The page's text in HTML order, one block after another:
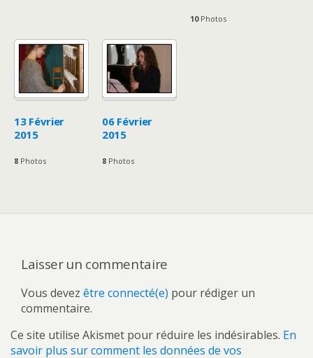
10Photos
13 Février
2015
8 Photos
06 Février
2015
8 Photos
Laisser un commentaire
Vous devez être connecté(e) pour rédiger un
commentaire.
Ce site utilise Akismet pour réduire les indésirables. En
savoir plus sur comment les données de vos